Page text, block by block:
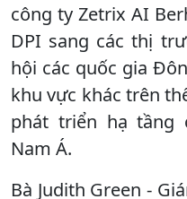
công ty Zetrix AI
DPI sang các thị
hội các quốc gia
khu vực khác trên
phát triển hạ tầng
Nam Á.
Bà Judith Green -